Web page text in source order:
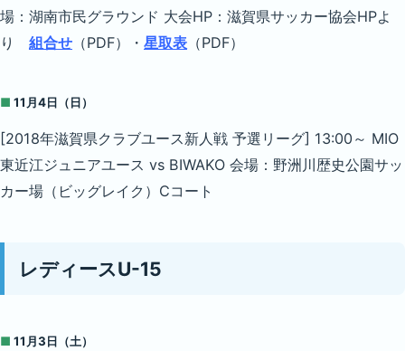
場：湖南市民グラウンド 大会HP：滋賀県サッカー協会HPよ
り 組合せ （PDF）・ 星取表 （PDF）
■ 11月4日（日）
[2018年滋賀県クラブユース新人戦 予選リーグ] 13:00～ MIO
東近江ジュニアユース vs BIWAKO 会場：野洲川歴史公園サッ
カー場（ビッグレイク）Cコート
レディースU-15
■ 11月3日（土）